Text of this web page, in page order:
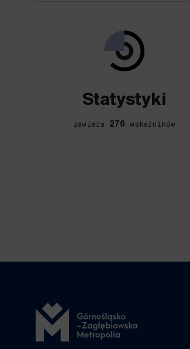
Statystyki
zawiera 276 wskaźników